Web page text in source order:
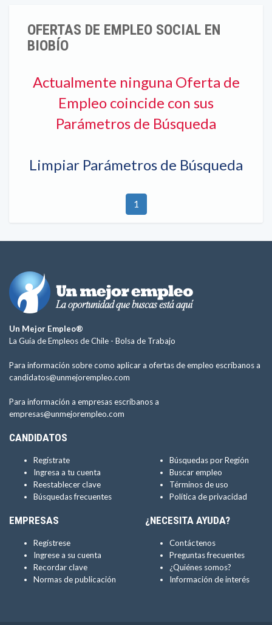
OFERTAS DE EMPLEO SOCIAL EN
BIOBÍO
Actualmente ninguna Oferta de
Empleo coincide con sus
Parámetros de Búsqueda
Limpiar Parámetros de Búsqueda
1
Un Mejor Empleo®
La Guía de Empleos de Chile - Bolsa de Trabajo
Para información sobre como aplicar a ofertas de empleo escríbanos a
candidatos@unmejorempleo.com
Para información a empresas escríbanos a
empresas@unmejorempleo.com
CANDIDATOS
Regístrate
Ingresa a tu cuenta
Reestablecer clave
Búsquedas frecuentes
Búsquedas por Región
Buscar empleo
Términos de uso
Política de privacidad
EMPRESAS
Regístrese
Ingrese a su cuenta
Recordar clave
Normas de publicación
¿NECESITA AYUDA?
Contáctenos
Preguntas frecuentes
¿Quiénes somos?
Información de interés